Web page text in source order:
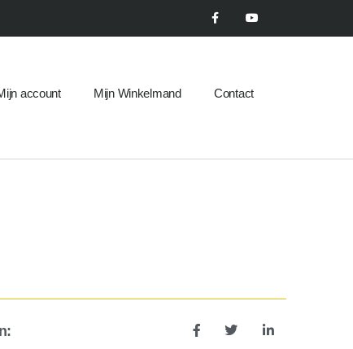
account Mijn Winkelmand Contact